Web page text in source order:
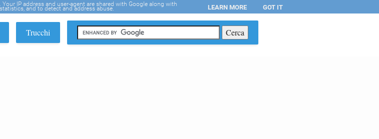
Trucchi
IP address and user-agent are shared with Google along with
and to detect and address abuse. LEARN MORE GOT IT